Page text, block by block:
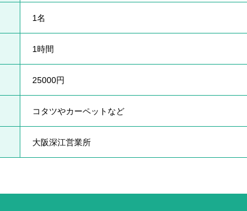
1名
1時間
25000円
コタツやカーペットなど
大阪深江営業所